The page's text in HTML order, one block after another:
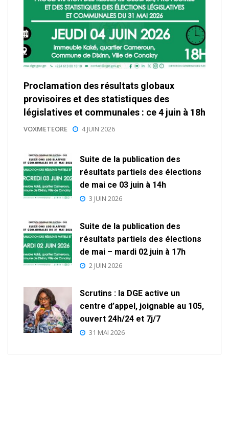
Proclamation des résultats globaux
provisoires et des statistiques des
législatives et communales : ce 4 juin à 18h
VOXMETEORE 4 JUIN 2026
Suite de la publication des
résultats partiels des élections
de mai ce 03 juin à 14h
3 JUIN 2026
Suite de la publication des
résultats partiels des élections
de mai – mardi 02 juin à 17h
2 JUIN 2026
Scrutins : la DGE active un
centre d’appel, joignable au 105,
ouvert 24h/24 et 7j/7
31 MAI 2026